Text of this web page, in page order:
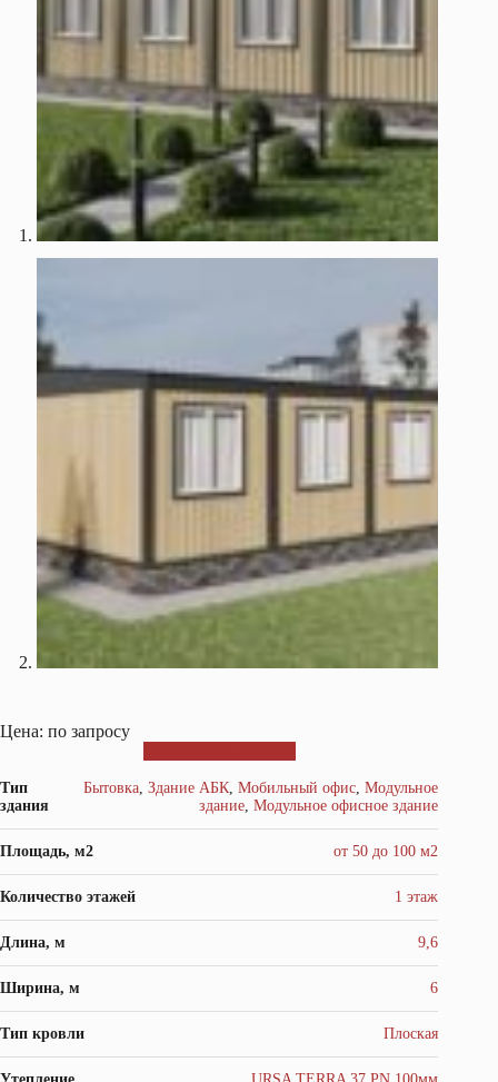
Цена: по запросу
Тип
здания
Бытовка,Здание АБК,Мобильный офис,Модульное
здание,Модульное офисное здание
Площадь, м2 от 50 до 100 м2
Количество этажей 1 этаж
Длина, м 9,6
Ширина, м 6
Тип кровли Плоская